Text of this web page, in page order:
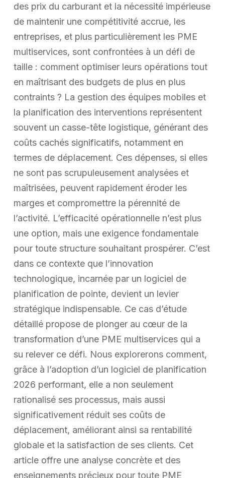
des prix du carburant et la nécessité impérieuse
de maintenir une compétitivité accrue, les
entreprises, et plus particulièrement les PME
multiservices, sont confrontées à un défi de
taille : comment optimiser leurs opérations tout
en maîtrisant des budgets de plus en plus
contraints ? La gestion des équipes mobiles et
la planification des interventions représentent
souvent un casse-tête logistique, générant des
coûts cachés significatifs, notamment en
termes de déplacement. Ces dépenses, si elles
ne sont pas scrupuleusement analysées et
maîtrisées, peuvent rapidement éroder les
marges et compromettre la pérennité de
l’activité. L’efficacité opérationnelle n’est plus
une option, mais une exigence fondamentale
pour toute structure souhaitant prospérer. C’est
dans ce contexte que l’innovation
technologique, incarnée par un logiciel de
planification de pointe, devient un levier
stratégique indispensable. Ce cas d’étude
détaillé propose de plonger au cœur de la
transformation d’une PME multiservices qui a
su relever ce défi. Nous explorerons comment,
grâce à l’adoption d’un logiciel de planification
2026 performant, elle a non seulement
rationalisé ses processus, mais aussi
significativement réduit ses coûts de
déplacement, améliorant ainsi sa rentabilité
globale et la satisfaction de ses clients. Cet
article offre une analyse concrète et des
enseignements précieux pour toute PME